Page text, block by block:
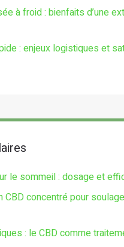
à froid : bienfaits d’une
: enjeux logistiques et
le sommeil : dosage et
CBD concentré pour
: le CBD comme